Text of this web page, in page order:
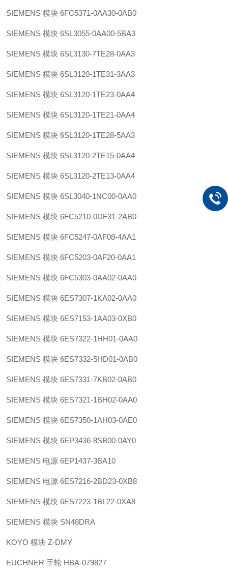
SIEMENS 模块 6FC5371-0AA30-0AB0
SIEMENS 模块 6SL3055-0AA00-5BA3
SIEMENS 模块 6SL3130-7TE28-0AA3
SIEMENS 模块 6SL3120-1TE31-3AA3
SIEMENS 模块 6SL3120-1TE23-0AA4
SIEMENS 模块 6SL3120-1TE21-0AA4
SIEMENS 模块 6SL3120-1TE28-5AA3
SIEMENS 模块 6SL3120-2TE15-0AA4
SIEMENS 模块 6SL3120-2TE13-0AA4
SIEMENS 模块 6SL3040-1NC00-0AA0
SIEMENS 模块 6FC5210-0DF31-2AB0
SIEMENS 模块 6FC5247-0AF08-4AA1
SIEMENS 模块 6FC5203-0AF20-0AA1
SIEMENS 模块 6FC5303-0AA02-0AA0
SIEMENS 模块 6ES7307-1KA02-0AA0
SIEMENS 模块 6ES7153-1AA03-0XB0
SIEMENS 模块 6ES7322-1HH01-0AA0
SIEMENS 模块 6ES7332-5HD01-0AB0
SIEMENS 模块 6ES7331-7KB02-0AB0
SIEMENS 模块 6ES7321-1BH02-0AA0
SIEMENS 模块 6ES7350-1AH03-0AE0
SIEMENS 模块 6EP3436-8SB00-0AY0
SIEMENS 电源 6EP1437-3BA10
SIEMENS 电源 6ES7216-2BD23-0XB8
SIEMENS 模块 6ES7223-1BL22-0XA8
SIEMENS 模块 SN48DRA
KOYO 模块 Z-DMY
EUCHNER 手轮 HBA-079827